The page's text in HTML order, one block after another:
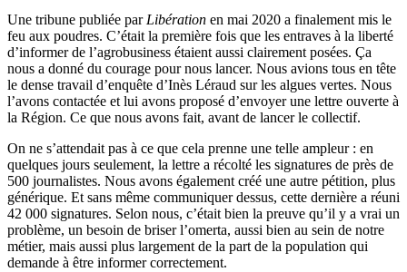
Une tribune publiée parLibération en mai 2020 a finalement mis le
feu aux poudres. C’était la première fois que les entraves à la liberté
d’informer de l’agrobusiness étaient aussi clairement posées. Ça
nous a donné du courage pour nous lancer. Nous avions tous en tête
le dense travail d’enquête d’Inès Léraud sur les algues vertes. Nous
l’avons contactée et lui avons proposé d’envoyer une lettre ouverte à
la Région. Ce que nous avons fait, avant de lancer le collectif.
On ne s’attendait pas à ce que cela prenne une telle ampleur : en
quelques jours seulement, la lettre a récolté les signatures de près de
500 journalistes. Nous avons également créé une autre pétition, plus
générique. Et sans même communiquer dessus, cette dernière a réuni
42 000 signatures. Selon nous, c’était bien la preuve qu’il y a vrai un
problème, un besoin de briser l’omerta, aussi bien au sein de notre
métier, mais aussi plus largement de la part de la population qui
demande à être informer correctement.